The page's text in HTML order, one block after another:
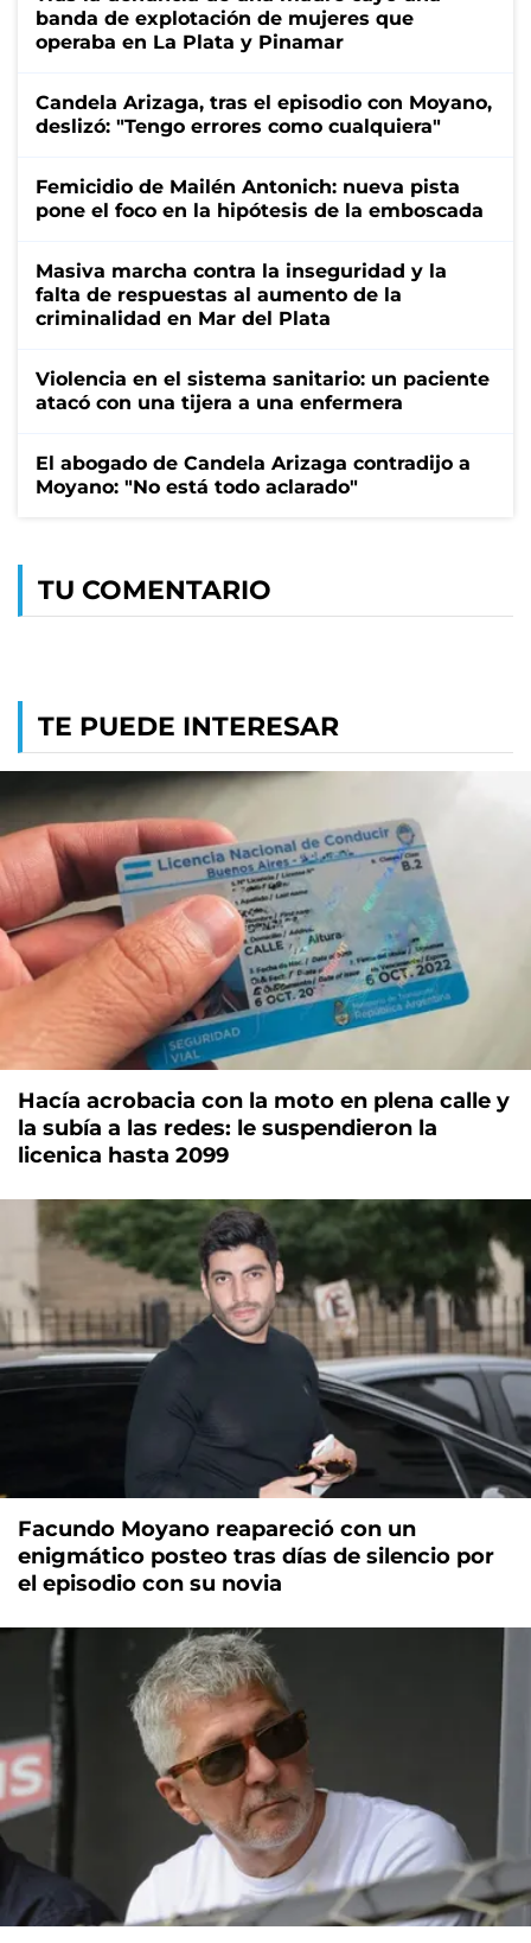
banda de explotación de mujeres que
operaba en La Plata y Pinamar
Candela Arizaga, tras el episodio con Moyano,
deslizó: "Tengo errores como cualquiera"
Femicidio de Mailén Antonich: nueva pista
pone el foco en la hipótesis de la emboscada
Masiva marcha contra la inseguridad y la
falta de respuestas al aumento de la
criminalidad en Mar del Plata
Violencia en el sistema sanitario: un paciente
atacó con una tijera a una enfermera
El abogado de Candela Arizaga contradijo a
Moyano: "No está todo aclarado"
TU COMENTARIO
TE PUEDE INTERESAR
Hacía acrobacia con la moto en plena calle y
la subía a las redes: le suspendieron la
licenica hasta 2099
Facundo Moyano reapareció con un
enigmático posteo tras días de silencio por
el episodio con su novia